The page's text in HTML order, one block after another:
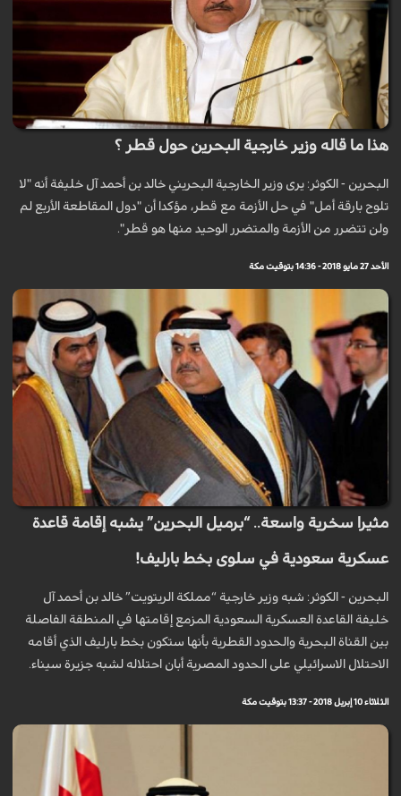
هذا ما قاله وزير خارجية البحرين حول قطر ؟
البحرين - الكوثر: يرى وزير الخارجية البحريني خالد بن أحمد آل خليفة أنه "لا
تلوح بارقة أمل" في حل الأزمة مع قطر، مؤكدا أن "دول المقاطعة الأربع لم
ولن تتضرر من الأزمة والمتضرر الوحيد منها هو قطر".
الأحد 27 مايو 2018 - 14:36 بتوقيت مكة
مثيرا سخرية واسعة.. “برميل البحرين” يشبه إقامة قاعدة
عسكرية سعودية في سلوى بخط بارليف!
البحرين - الكوثر: شبه وزير خارجية “مملكة الريتويت” خالد بن أحمد آل
خليفة القاعدة العسكرية السعودية المزمع إقامتها في المنطقة الفاصلة
بين القناة البحرية والحدود القطرية بأنها ستكون بخط بارليف الذي أقامه
الاحتلال الاسرائيلي على الحدود المصرية أبان احتلاله لشبه جزيرة سيناء.
الثلاثاء 10 إبريل 2018 - 13:37 بتوقيت مكة